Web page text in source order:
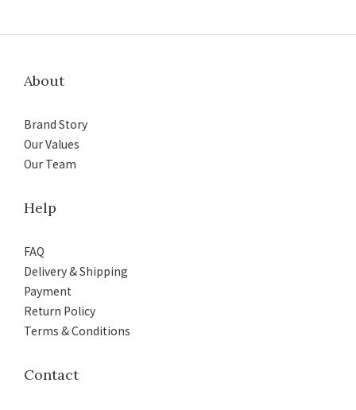
About
Brand Story
Our Values
Our Team
Help
FAQ
Delivery & Shipping
Payment
Return Policy
Terms & Conditions
Contact